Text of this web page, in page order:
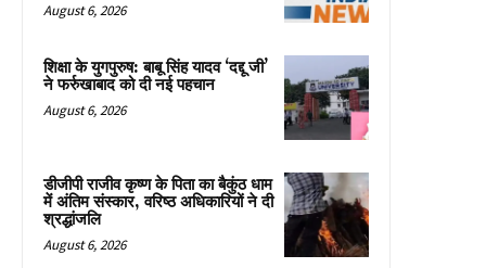
August 6, 2026
शिक्षा के युगपुरुष: बाबू सिंह यादव ‘दद्दू जी’
ने फर्रुखाबाद को दी नई पहचान
August 6, 2026
डीजीपी राजीव कृष्ण के पिता का बैकुंठ धाम
में अंतिम संस्कार, वरिष्ठ अधिकारियों ने दी
श्रद्धांजलि
August 6, 2026